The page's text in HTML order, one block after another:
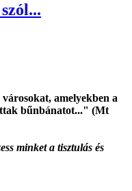
amelyekben a
bűnbánatot..." (Mt
minket a tisztulás és